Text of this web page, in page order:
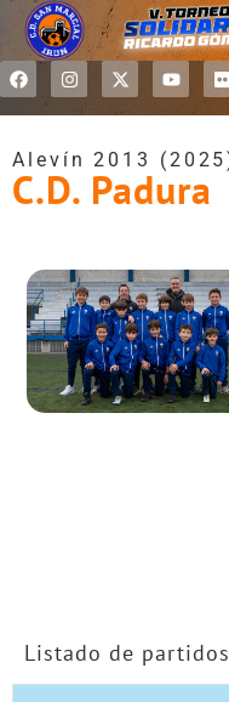
Alevín 2013
C.D. Padura
Listado de